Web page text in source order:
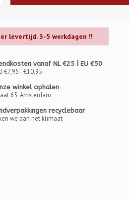
levertijd. 3-5 werkdagen !!
vanaf NL €25 | EU €50
€7,95 - €10,95
winkel ophalen
65, Amsterdam
recyclebaar
we aan het klimaat